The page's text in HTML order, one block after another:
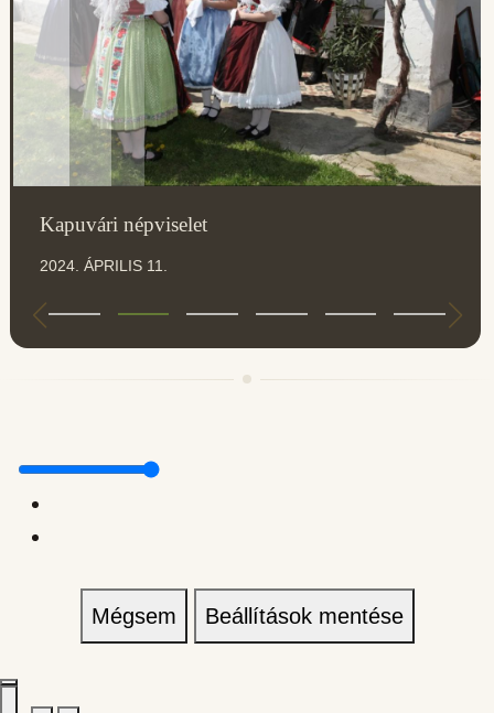
Kapuvári népviselet
2024. ÁPRILIS 11.
Mégsem Beállítások mentése